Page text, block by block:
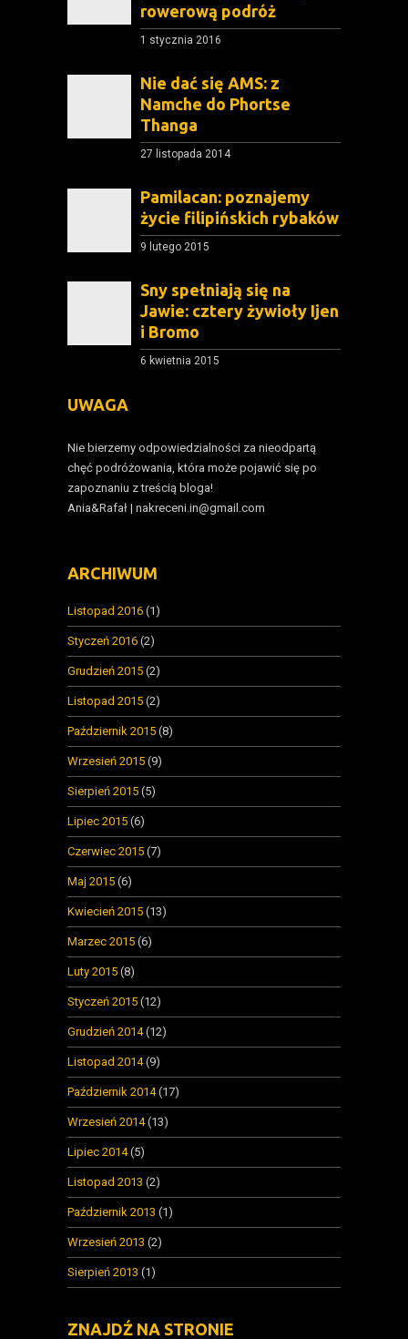
rowerową podróż
1 stycznia 2016
Nie dać się AMS: z
Namche do Phortse
Thanga
27 listopada 2014
Pamilacan: poznajemy
życie filipińskich rybaków
9 lutego 2015
Sny spełniają się na
Jawie: cztery żywioły Ijen
i Bromo
6 kwietnia 2015
UWAGA
Nie bierzemy odpowiedzialności za nieodpartą
chęć podróżowania, która może pojawić się po
zapoznaniu z treścią bloga!
Ania&Rafał | nakreceni.in@gmail.com
ARCHIWUM
Listopad 2016 (1)
Styczeń 2016 (2)
Grudzień 2015 (2)
Listopad 2015 (2)
Październik 2015 (8)
Wrzesień 2015 (9)
Sierpień 2015 (5)
Lipiec 2015 (6)
Czerwiec 2015 (7)
Maj 2015 (6)
Kwiecień 2015 (13)
Marzec 2015 (6)
Luty 2015 (8)
Styczeń 2015 (12)
Grudzień 2014(12)
Listopad 2014(9)
Październik 2014(17)
Wrzesień 2014(13)
Lipiec 2014(5)
Listopad 2013 (2)
Październik 2013 (1)
Wrzesień 2013 (2)
Sierpień 2013 (1)
ZNAJDŹ NA STRONIE